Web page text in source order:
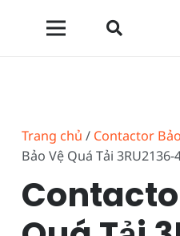
Trang chủ / Contactor
Bảo Vệ Quá Tải 3RU2136-